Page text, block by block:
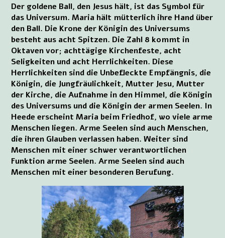
Der goldene Ball, den Jesus hält, ist das Symbol für
das Universum. Maria hält mütterlich ihre Hand über
den Ball. Die Krone der Königin des Universums
besteht aus acht Spitzen. Die Zahl 8 kommt in
Oktaven vor; achttägige Kirchenfeste, acht
Seligkeiten und acht Herrlichkeiten. Diese
Herrlichkeiten sind die Unbefleckte Empfängnis, die
Königin, die Jungfräulichkeit, Mutter Jesu, Mutter
der Kirche, die Aufnahme in den Himmel, die Königin
des Universums und die Königin der armen Seelen. In
Heede erscheint Maria beim Friedhof, wo viele arme
Menschen liegen. Arme Seelen sind auch Menschen,
die ihren Glauben verlassen haben. Weiter sind
Menschen mit einer schwer verantwortlichen
Funktion arme Seelen. Arme Seelen sind auch
Menschen mit einer besonderen Berufung.